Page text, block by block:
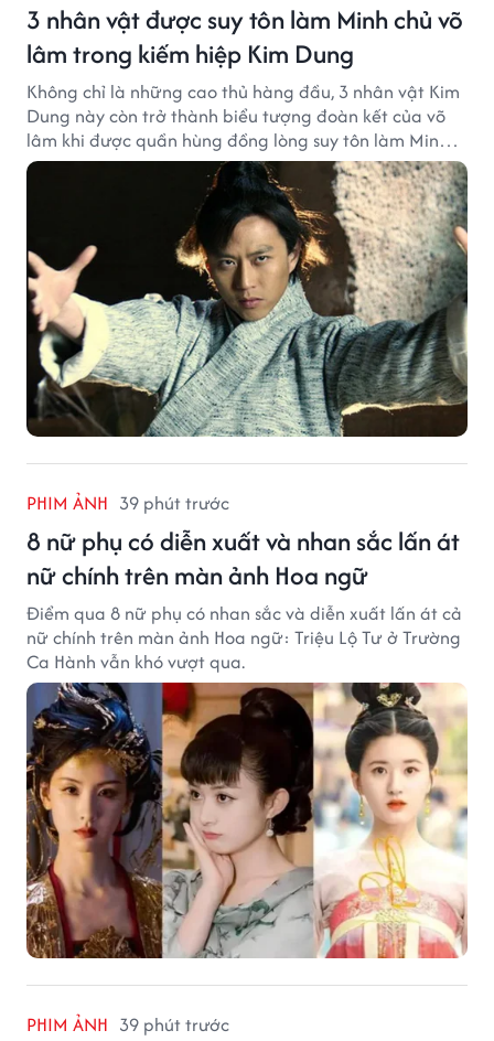
3 nhân vật được suy tôn làm Minh chủ võ
lâm trong kiếm hiệp Kim Dung
Không chỉ là những cao thủ hàng đầu, 3 nhân vật Kim
Dung này còn trở thành biểu tượng đoàn kết của võ
lâm khi được quần hùng đồng lòng suy tôn làm Minh
chủ.
PHIM ẢNH 39 phút trước
8 nữ phụ có diễn xuất và nhan sắc lấn át
nữ chính trên màn ảnh Hoa ngữ
Điểm qua 8 nữ phụ có nhan sắc và diễn xuất lấn át cả
nữ chính trên màn ảnh Hoa ngữ: Triệu Lộ Tư ở Trường
Ca Hành vẫn khó vượt qua.
PHIM ẢNH 39 phút trước